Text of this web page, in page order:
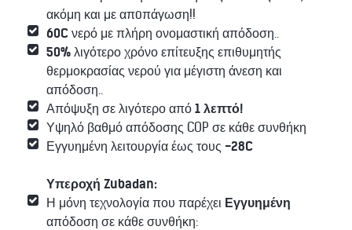
ακόμη και με απoπάγωση!!
60C νερό με πλήρη ονομαστική απόδοση..
50% λιγότερο χρόνο επίτευξης επιθυμητής
θερμοκρασίας νερού για μέγιστη άνεση και
απόδοση..
Απόψυξη σε λιγότερο από1 λεπτό!
Υψηλό βαθμό απόδοσης COP σε κάθε συνθήκη
Εγγυημένη λειτουργία έως τους -28C
Υπεροχή Zubadan:
Η μόνη τεχνολογία που παρέχει Εγγυημένη
απόδοση σε κάθε συνθήκη: